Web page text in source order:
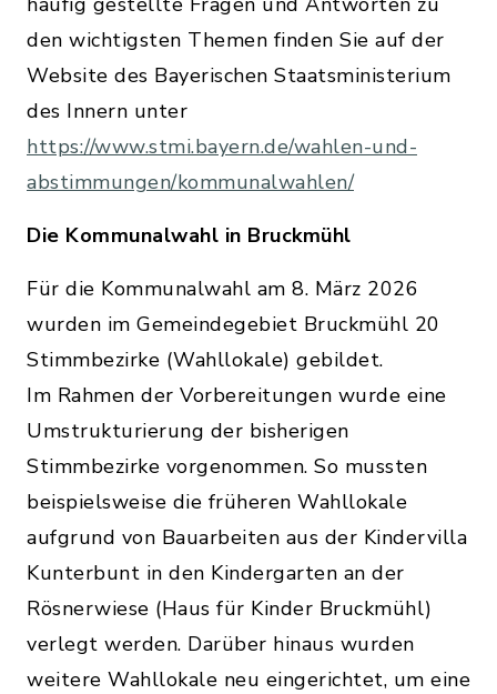
den wichtigsten Themen finden Sie auf der
Website des Bayerischen Staatsministerium
des Innern unter
https://www.stmi.bayern.de/wahlen-und-
abstimmungen/kommunalwahlen/
Die Kommunalwahl in Bruckmühl
Für die Kommunalwahl am 8. März 2026
wurden im Gemeindegebiet Bruckmühl 20
Stimmbezirke (Wahllokale) gebildet.
Im Rahmen der Vorbereitungen wurde eine
Umstrukturierung der bisherigen
Stimmbezirke vorgenommen. So mussten
beispielsweise die früheren Wahllokale
aufgrund von Bauarbeiten aus der Kindervilla
Kunterbunt in den Kindergarten an der
Rösnerwiese (Haus für Kinder Bruckmühl)
verlegt werden. Darüber hinaus wurden
weitere Wahllokale neu eingerichtet, um eine